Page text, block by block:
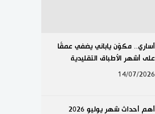
Русский
أساري.. مكوّن ياباني يضفي عمقًا
على أشهر الأطباق التقليدية
14/07/2026
أهم أحداث شهر يوليو 2026